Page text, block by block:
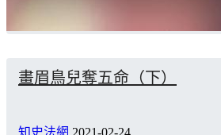
畫眉鳥兒奪五命（下）